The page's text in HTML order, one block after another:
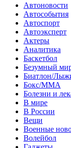
Автоновости
Автособытия
Автоспорт
Автоэксперт
Актеры
Аналитика
Баскетбол
Безумный
Биатлон/
Бокс/MMA
Болезни и
В мире
В России
Вещи
Военные
Волейбол